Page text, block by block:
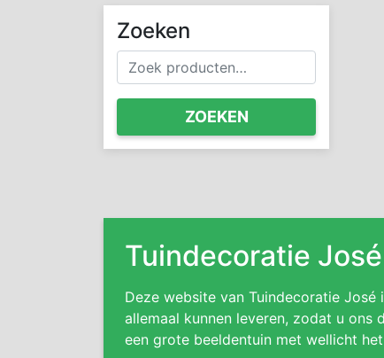
Zoeken
Zoeken
naar:
ZOEKEN
Tuindecoratie José
Deze website van Tuindecoratie
allemaal kunnen leveren, zodat u ons
een grote beeldentuin met wellicht